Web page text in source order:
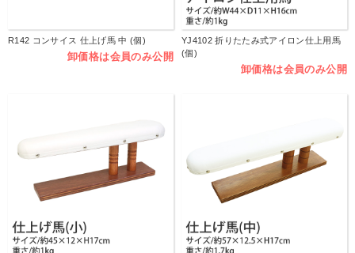
R142 コンサイス 仕上げ馬 中 (個)
卸価格は会員のみ公開
YJ4102 折りたたみ式アイロン仕上用馬
(個)
卸価格は会員のみ公開